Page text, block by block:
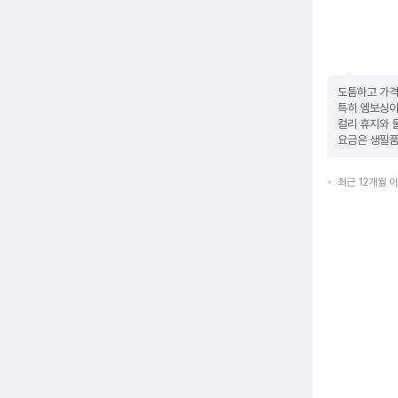
도톰하고 가
특히 엠보싱
컬리 휴지와
요금은 생필
최근 12개월